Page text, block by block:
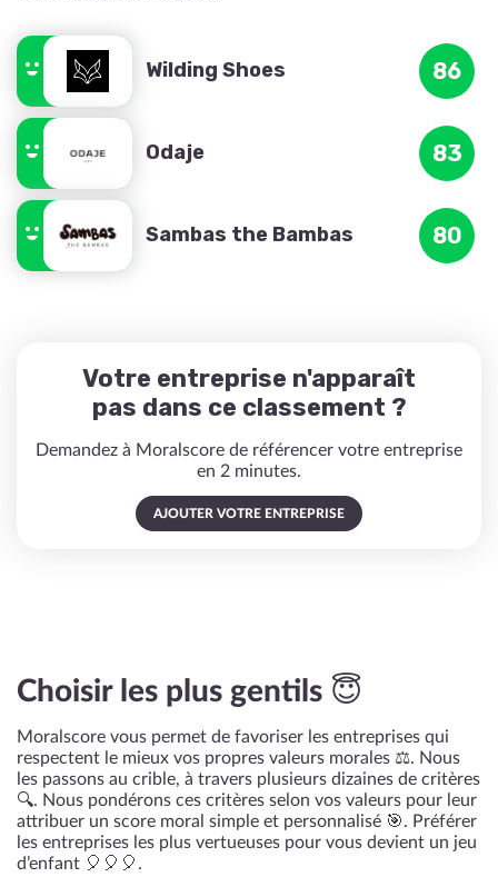
Wilding Shoes 86
Odaje 83
Sambas the Bambas 80
Votre entreprise n'apparaît
pas dans ce classement ?
Demandez à Moralscore de référencer votre entreprise
en 2 minutes.
AJOUTER VOTRE ENTREPRISE
Choisir les plus gentils 😇
Moralscore vous permet de favoriser les entreprises qui
respectent le mieux vos propres valeurs morales ⚖️. Nous
les passons au crible, à travers plusieurs dizaines de critères
🔍. Nous pondérons ces critères selon vos valeurs pour leur
attribuer un score moral simple et personnalisé 🎯. Préférer
les entreprises les plus vertueuses pour vous devient un jeu
d’enfant 🎈🎈🎈.